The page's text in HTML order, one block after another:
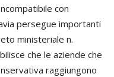
con
persegue importanti
ministeriale n.
che le aziende che
raggiungono